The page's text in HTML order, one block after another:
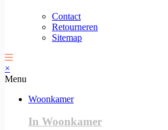
Contact
Retourneren
Sitemap
×
Menu
Woonkamer
In Woonkamer